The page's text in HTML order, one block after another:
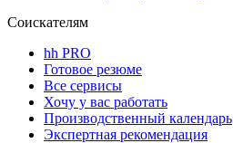
Соискателям
hh PRO
Готовое резюме
Все сервисы
Хочу у вас работать
Производственный календарь
Экспертная рекомендация